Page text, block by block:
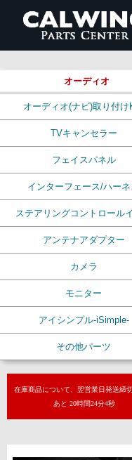
オーディオ
オーディオ(ナビ)取り付け
TVキャンセラー
フェイスパネル
インターフェース/ハーネ
アンテナアダプター
カメラ
モニター
アイシンプル-iSimple-
その他パーツ
在庫商品について、翌営業日発送締
あと 20時間24分3秒